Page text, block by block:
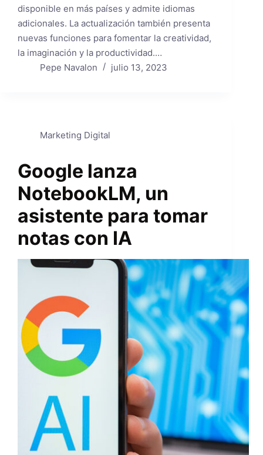
disponible en más países y admite idiomas
adicionales. La actualización también presenta
nuevas funciones para fomentar la creatividad,
la imaginación y la productividad.…
Pepe Navalon
julio 13, 2023
Marketing Digital
Google lanza
NotebookLM, un
asistente para tomar
notas con IA